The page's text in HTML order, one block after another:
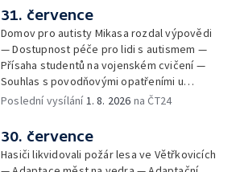
Protipovodňová opatření v Troubkách —
Zájem o bydlení na vysokoškolskýc kolejích
— Vrcholí sklizeň levandulí
31. července
Domov pro autisty Mikasa rozdal výpovědi
— Dostupnost péče pro lidi s autismem —
Přísaha studentů na vojenském cvičení —
Souhlas s povodňovými opatřeními u
Troubek — Opravy Rudné omezí dopravu —
počasí na následující dny — Vedra táhnou na
chladnější místa — Hasiči lokalizovali požár
lesa na Opavsku — Požáry zemědělské
Poslední vysílání1. 8. 2026 na ČT24
30. července
Hasiči likvidovali požár lesa ve Větřkovicích